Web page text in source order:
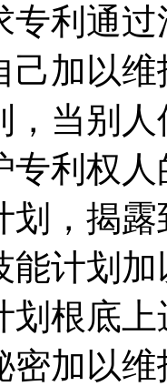
专利通
己加以
，当别
专利权
划，揭
能计划
划根底
密加以